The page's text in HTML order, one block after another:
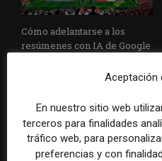
Cómo adelantarse a los
resúmenes con IA de Google
el ejemplo de USA Today
Aceptación
En nuestro sitio web
terceros para finalidades
tráfico web, para
preferencias y con